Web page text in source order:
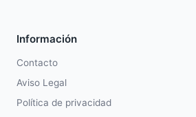
Información
Contacto
Aviso Legal
Política de privacidad